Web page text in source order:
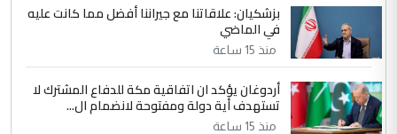
الموضوع :
الجواهري يرد على صدام حسين سل
مضجعيك يابن الزنا (نص كامل)
بزشكيان: علاقاتنا مع جيراننا أفضل مما كانت عليه
في الماضي
منذ 15 ساعة
أردوغان يؤكد ان اتفاقية مكة للدفاع المشترك لا
تستهدف أية دولة ومفتوحة لانضمام ال...
منذ 15 ساعة